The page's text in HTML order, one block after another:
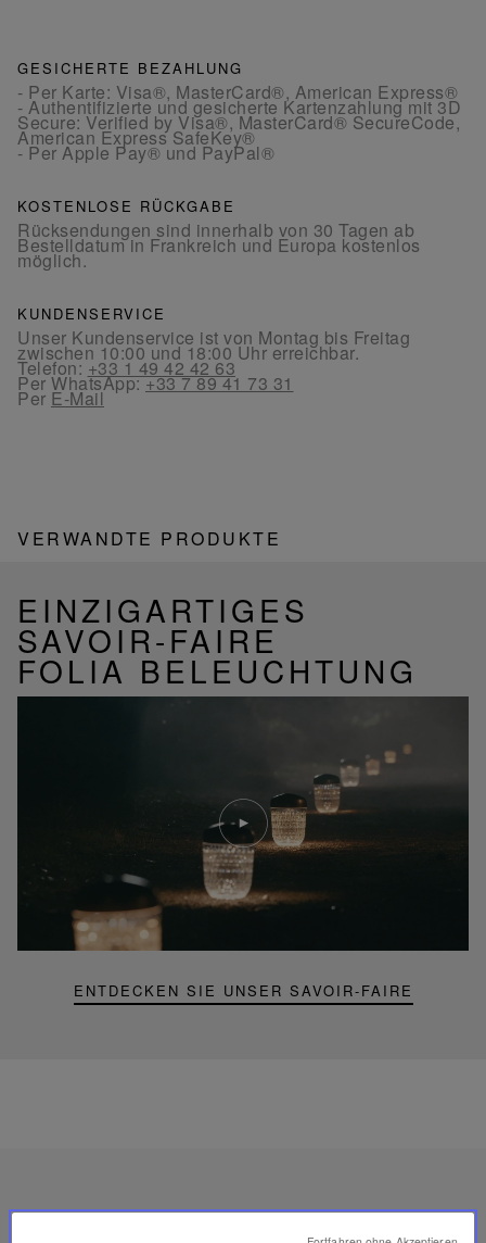
GESICHERTE BEZAHLUNG
- Per Karte: Visa®, MasterCard®, American Express®
- Authentifizierte und gesicherte Kartenzahlung mit 3D
Secure: Verified by Visa®, MasterCard® SecureCode,
American Express SafeKey®
- Per Apple Pay® und PayPal®
KOSTENLOSE RÜCKGABE
Rücksendungen sind innerhalb von 30 Tagen ab
Bestelldatum in Frankreich und Europa kostenlos
möglich.
KUNDENSERVICE
Unser Kundenservice ist von Montag bis Freitag
zwischen 10:00 und 18:00 Uhr erreichbar.
Telefon:+33 1 49 42 42 63
Per WhatsApp:+33 7 89 41 73 31
Per E-Mail
VERWANDTE PRODUKTE
EINZIGARTIGES
SAVOIR-FAIRE
FOLIA BELEUCHTUNG
ENTDECKEN SIE UNSER SAVOIR-FAIRE
Video
abspielen
YouTube-
Video,
Folia
Mini-
Portable-
Hergestellt